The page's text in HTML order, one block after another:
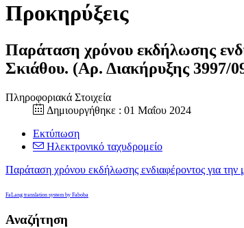
Προκηρύξεις
Παράταση χρόνου εκδήλωσης
Σκιάθου. (Αρ. Διακήρυξης 3997/
Πληροφοριακά Στοιχεία
Δημιουργήθηκε : 01 Μαΐου 2024
Εκτύπωση
Ηλεκτρονικό ταχυδρομείο
Παράταση χρόνου εκδήλωσης ενδιαφέροντος για
FaLang translation system by Faboba
Αναζήτηση